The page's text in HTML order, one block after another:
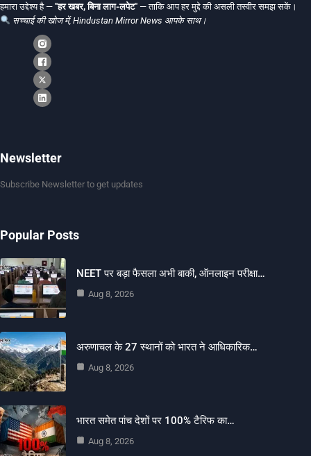
हमारा उद्देश्य है — "हर खबर, बिना लाग-लपेट" — ताकि आप हर मुद्दे की असली तस्वीर समझ सकें।
सच्चाई की खोज में, Hindustan Mirror News आपके साथ।
Newsletter
Subscribe Newsletter to get updates
Popular Posts
NEET पर बड़ा फैसला अभी बाकी, ऑनलाइन परीक्षा…
Aug 8, 2026
अरुणाचल के 27 स्थानों को भारत ने आधिकारिक…
Aug 8, 2026
भारत समेत पांच देशों पर 100% टैरिफ का…
Aug 8, 2026